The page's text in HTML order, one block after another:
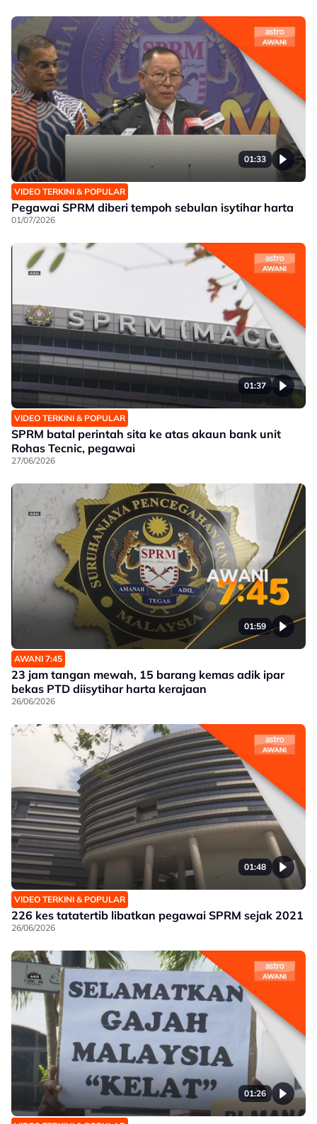
01:33
VIDEO TERKINI & POPULAR
Pegawai SPRM diberi tempoh sebulan isytihar harta
01/07/2026
01:37
VIDEO TERKINI & POPULAR
SPRM batal perintah sita ke atas akaun bank unit
Rohas Tecnic, pegawai
27/06/2026
01:59
AWANI 7:45
23 jam tangan mewah, 15 barang kemas adik ipar
bekas PTD diisytihar harta kerajaan
26/06/2026
01:48
VIDEO TERKINI & POPULAR
226 kes tatatertib libatkan pegawai SPRM sejak 2021
26/06/2026
01:26